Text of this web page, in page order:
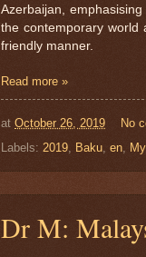
Azerbaijan,
the contemporary world
friendly manner.
Read more »
at October 26, 2019
No
Labels: 2019 Baku en
Dr M: